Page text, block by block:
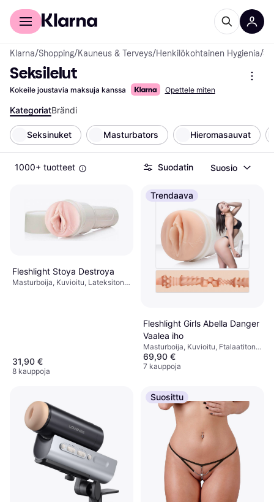
Kuluttajille
Klarna/Shopping/Kauneus & Terveys/Henkilökohtainen Hygienia/
Seksilelut
Kokeile joustavia maksuja kanssa Opettele miten
KategoriatBrändi
Seksinuket Masturbators Hieromasauvat
1000+ tuotteet Suodatin Suosio
Fleshlight Stoya Destroya
Masturboija, Kuvioitu, Lateksiton,
31,90 €
8 kauppoja
Trendaava
Fleshlight Girls Abella Danger
Vaalea iho
Masturboija, Kuvioitu, Ftalaatiton,
Vedenpitävä, Realistinen
69,90 €
7 kauppoja
Suosittu